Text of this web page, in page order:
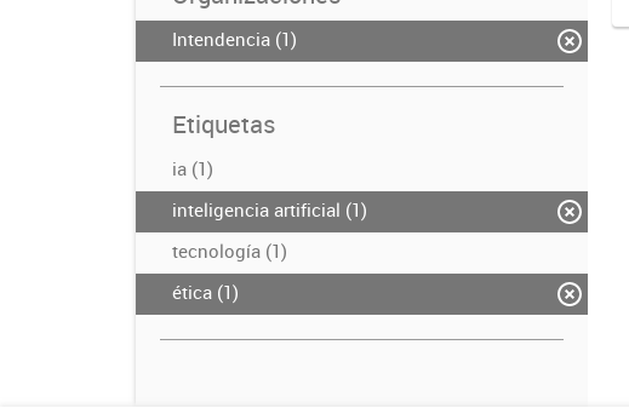
Intendencia (1)
Etiquetas
ia (1)
inteligencia artificial (1)
tecnología (1)
ética (1)